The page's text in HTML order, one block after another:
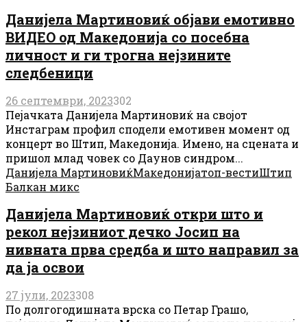
Данијела Мартиновиќ објави емотивно
ВИДЕО од Македонија со посебна
личност и ги трогна нејзините
следбеници
26 септември, 2023302
Пејачката Данијела Мартиновиќ на својот
Инстаграм профил сподели емотивен момент од
концерт во Штип, Македонија. Имено, на сцената и
пришол млад човек со Даунов синдром...
Данијела МартиновиќМакедонијатоп-вестиШтип
Балкан микс
Данијела Мартиновиќ откри што и
рекол нејзиниот дечко Јосип на
нивната прва средба и што направил за
да ја освои
27 јули, 2023308
По долгогодишната врска со Петар Грашо,